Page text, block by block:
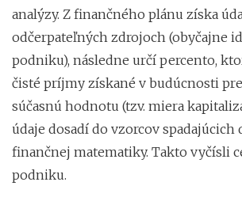
analýzy. Z finančného plánu získa
odčerpateľných zdrojoch (obyčajne
podniku), následne určí percento,
čisté príjmy získané v budúcnosti
súčasnú hodnotu (tzv. miera
údaje dosadí do vzorcov spadajúcich
finančnej matematiky. Takto vyčísli
podniku.